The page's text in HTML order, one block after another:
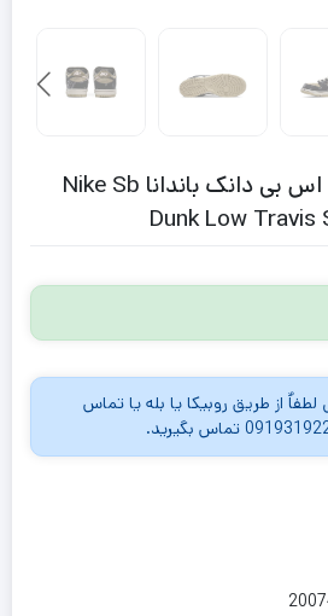
کفش کژوال نایک اس بی دانک باندانا Nike Sb
Dunk Low
از طریق روبیکا یا بله یا تماس